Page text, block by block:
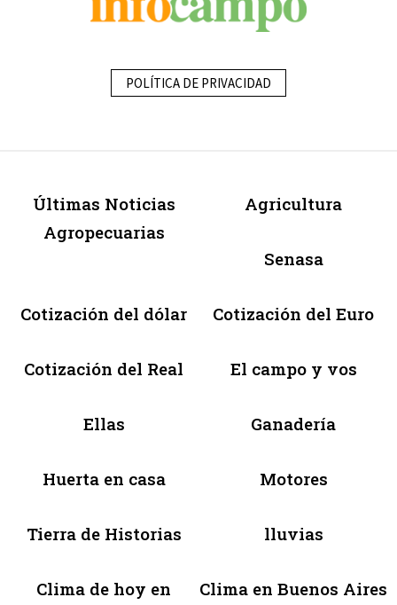
POLÍTICA DE PRIVACIDAD
Últimas Noticias
Agropecuarias
Agricultura
Senasa
Cotización del dólar Cotización del Euro
Cotización del Real El campo y vos
Ellas Ganadería
Huerta en casa Motores
Tierra de Historias lluvias
Clima de hoy en
Clima en Buenos Aires